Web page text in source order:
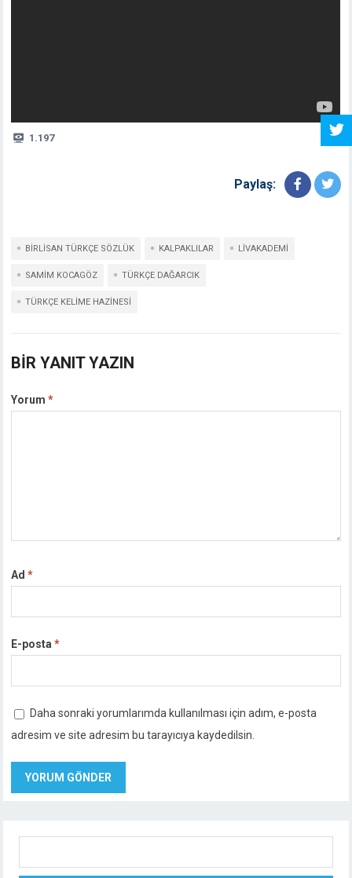
1.197
Paylaş:
BIRLISAN TÜRKÇE SÖZLÜK KALPAKLILAR LIVAKADEMI
SAMIM KOCAGÖZ TÜRKÇE DAĞARCIK
TÜRKÇE KELIME HAZINESI
BIR YANIT YAZIN
Yorum*
Ad*
E-posta*
Daha sonraki yorumlarımda kullanılması için adım, e-posta
adresim ve site adresim bu tarayıcıya kaydedilsin.